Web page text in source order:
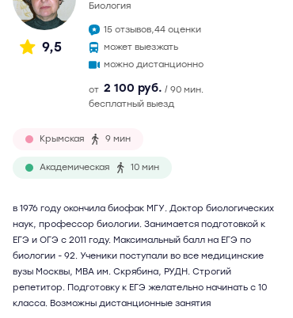
9,5
биология
15 отзывов,44 оценки
может выезжать
можно дистанционно
от 2 100 руб. / 90 мин.
бесплатный выезд
Крымская 9 мин
Академическая 10 мин
в 1976 году окончила биофак МГУ. Доктор биологических
наук, профессор биологии. Занимается подготовкой к
ЕГЭ и ОГЭ с 2011 году. Максимальный балл на ЕГЭ по
биологии - 92. Ученики поступали во все медицинские
вузы Москвы, МВА им. Скрябина, РУДН. Строгий
репетитор. Подготовку к ЕГЭ желательно начинать с 10
класса. Возможны дистанционные занятия